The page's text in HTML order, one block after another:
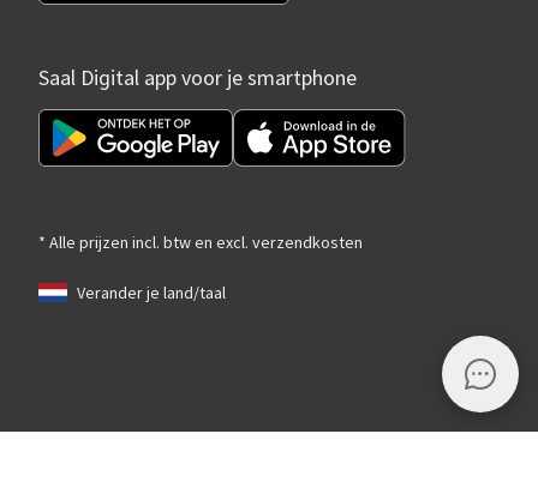
Saal Digital app voor je smartphone
* Alle prijzen incl. btw en excl. verzendkosten
Verander je land/taal